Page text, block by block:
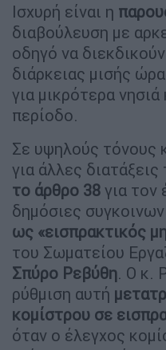
Ισχυρή είναι η
διαβούλευση με
οδηγό να
διάρκειας μισής
για μικρότερα
περίοδο.
Σε υψηλούς τόνους
για άλλες
το άρθρο 38 για τον
δημόσιες
ως «εισπρακτικός
του Σωματείου
Σπύρο Ρεβύθη. Ο κ.
ρύθμιση αυτή
κομίστρου σε
όταν ο έλεγχος